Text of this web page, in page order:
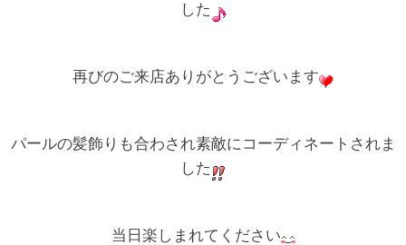
した
再びのご来店ありがとうございます
パールの髪飾りも合わされ素敵にコーディネートされま
した
当日楽しまれてください